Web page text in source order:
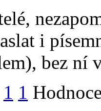
i
bez ní
1 1